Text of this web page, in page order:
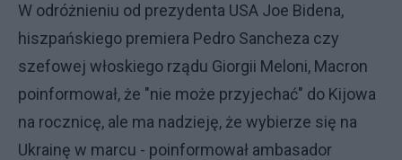
W odróżnieniu od prezydenta USA Joe Bidena,
hiszpańskiego premiera Pedro Sancheza czy
szefowej włoskiego rządu Giorgii Meloni, Macron
poinformował, że "nie może przyjechać" do Kijowa
na rocznicę, ale ma nadzieję, że wybierze się na
Ukrainę w marcu - poinformował ambasador